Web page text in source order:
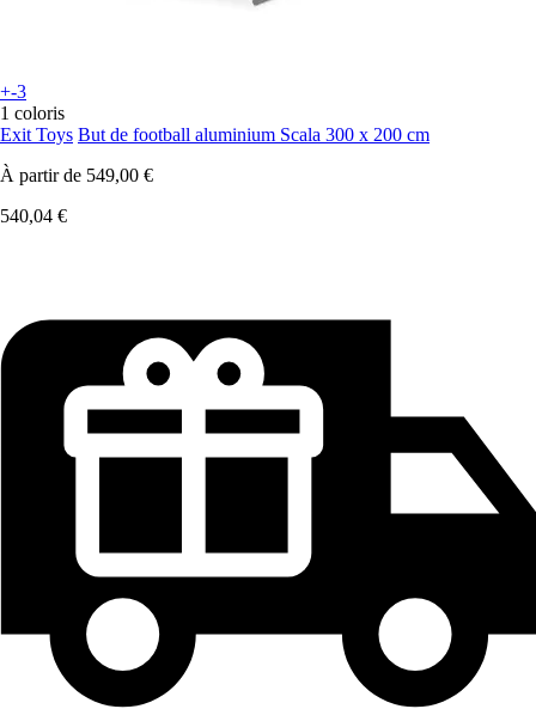
+-3
1 coloris
Exit Toys But de football aluminium Scala 300 x 200 cm
À partir de 549,00 €
540,04 €